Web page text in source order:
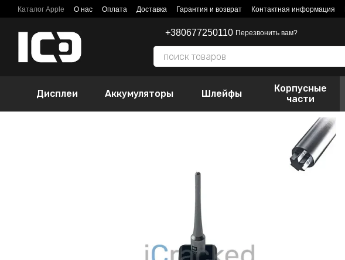
Перейти к основному контенту
Каталог Apple О нас Оплата Доставка Гарантия и возврат Контактная информация
+380677250110 Перезвонить вам?
Дисплеи Аккумуляторы Шлейфы
Корпусные
части